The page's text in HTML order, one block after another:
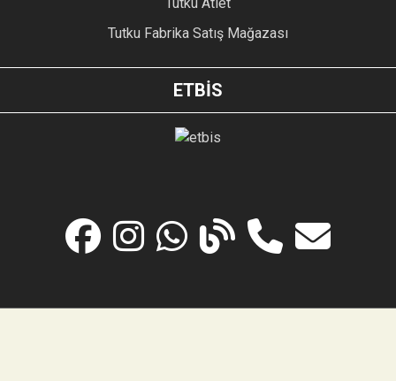
Tutku Fabrika Satış Mağazası
ETBİS